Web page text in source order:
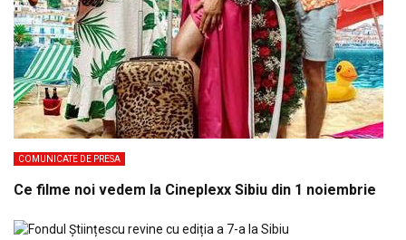
COMUNICATE DE PRESA
Ce filme noi vedem la Cineplexx Sibiu din 1 noiembrie